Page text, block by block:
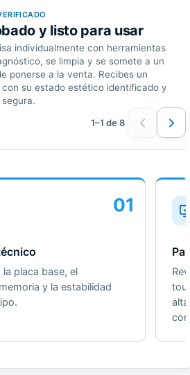
y listo para usar
individualmente con herramientas
se limpia y se somete a un
ponerse a la venta. Recibes un
su estado estético identificado y
1–1 de 8
01
placa base, el
y la estabilidad